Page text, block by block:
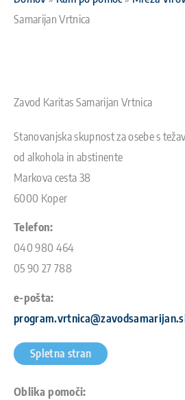
Samarijan Vrtnica
Zavod Karitas Samarijan Vrtnica
Stanovanjska skupnost za osebe s
od alkohola in abstinente
Markova cesta 38
6000 Koper
Telefon:
040 980 464
05 90 27 788
e-pošta:
Spletna stran
Oblika pomoči: